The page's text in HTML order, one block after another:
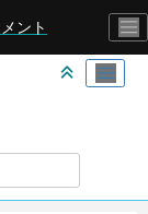
ント